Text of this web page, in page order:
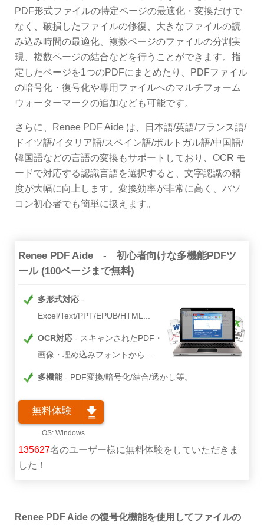
PDF形式ファイルの特定ページの最適化・変換だけで
なく、破損したファイルの修復、大きなファイルの読
み込み時間の最適化、複数ページのファイルの分割実
現、複数ページの結合などを行うことができます。指
定したページを1つのPDFにまとめたり、PDFファイル
の暗号化・復号化や専用ファイルへのマルチフォーム
ウォーターマークの追加なども可能です。
さらに、Renee PDF Aide は、日本語/英語/フランス語/
ドイツ語/イタリア語/スペイン語/ポルトガル語/中国語/
韓国語などの言語の変換もサポートしており、OCR モ
ードで対応する認識言語を選択すると、文字認識の精
度が大幅に向上します。変換効率が非常に高く、パソ
コン初心者でも簡単に扱えます。
Renee PDF Aide - 初心者向けな多機能PDFツ
ール (100ページまで無料)
多形式対応
Excel/Text/PPT/EPUB/HTML...
OCR対応
スキャンされたPDF・
画像・埋め込みフォントから...
多機能 PDF変換/暗号化/結合/透かし等。
無料体験
135627名のユーザー様に無料体験をしていただきま
した！
Renee PDF Aide の復号化機能を使用してファイルの